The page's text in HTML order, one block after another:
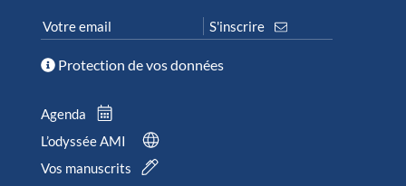
Protection de vos données
Agenda
L’odyssée AMI
Vos manuscrits